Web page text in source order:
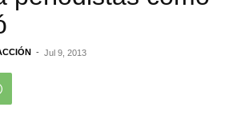
- Jul 9, 2013